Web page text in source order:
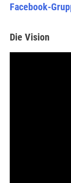
Facebook-
Die Vision